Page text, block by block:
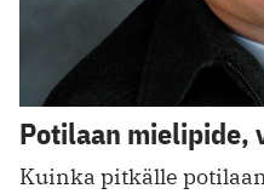
Potilaan mielipide,
Kuinka pitkälle